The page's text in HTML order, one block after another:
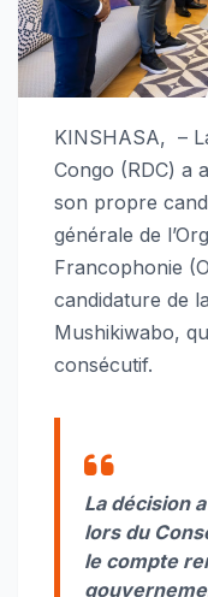
KINSHASA, –
Congo (RDC) a
son propre
générale de
Francophonie
candidature de
Mushikiwabo,
consécutif.
La décision
lors du
le compte